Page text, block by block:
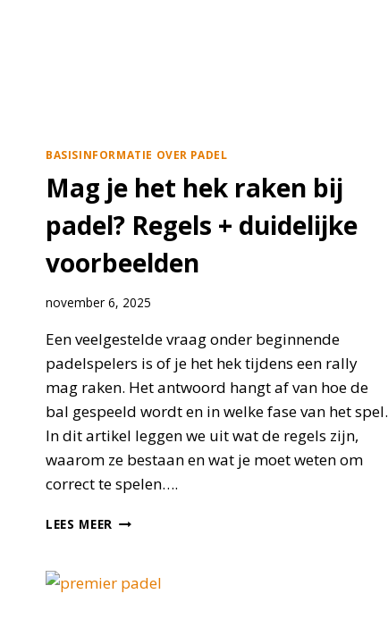
BASISINFORMATIE OVER PADEL
Mag je het hek raken bij
padel? Regels + duidelijke
voorbeelden
november 6, 2025
Een veelgestelde vraag onder beginnende
padelspelers is of je het hek tijdens een rally
mag raken. Het antwoord hangt af van hoe de
bal gespeeld wordt en in welke fase van het spel.
In dit artikel leggen we uit wat de regels zijn,
waarom ze bestaan en wat je moet weten om
correct te spelen….
LEES MEER MAG
RAKEN